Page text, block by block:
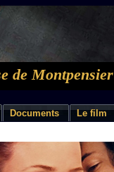
de Montpensier
Documents Le film